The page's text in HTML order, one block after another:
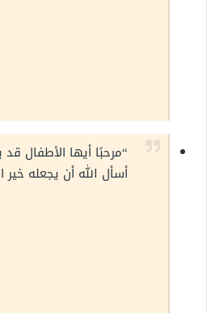
“مرحبًا أيها الأطفال قد
أسأل الله أن يجعله خير